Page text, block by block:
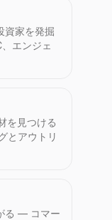
資家を発掘
エンジェ
を見つける
とアウトリ
る — コマー